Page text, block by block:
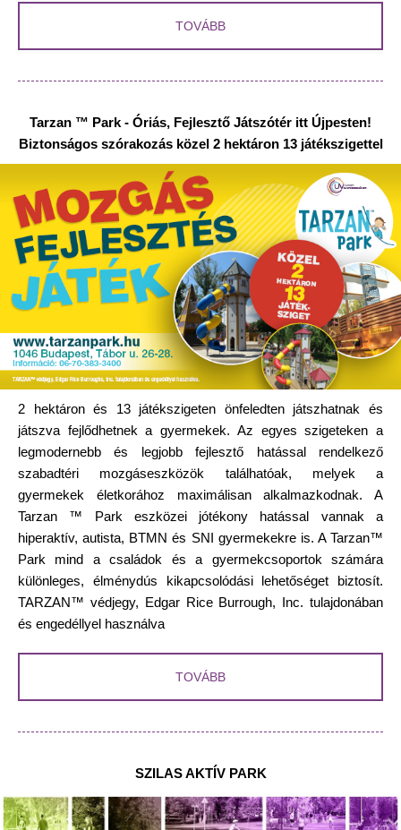
TOVÁBB
Tarzan ™ Park - Óriás, Fejlesztő Játszótér itt Újpesten!
Biztonságos szórakozás közel 2 hektáron 13 játékszigettel
2 hektáron és 13 játékszigeten önfeledten játszhatnak és
játszva fejlődhetnek a gyermekek. Az egyes szigeteken a
legmodernebb és legjobb fejlesztő hatással rendelkező
szabadtéri mozgáseszközök találhatóak, melyek a
gyermekek életkorához maximálisan alkalmazkodnak. A
Tarzan ™ Park eszközei jótékony hatással vannak a
hiperaktív, autista, BTMN és SNI gyermekekre is. A Tarzan™
Park mind a családok és a gyermekcsoportok számára
különleges, élménydús kikapcsolódási lehetőséget biztosít.
TARZAN™ védjegy, Edgar Rice Burrough, Inc. tulajdonában
és engedéllyel használva
TOVÁBB
SZILAS AKTÍV PARK